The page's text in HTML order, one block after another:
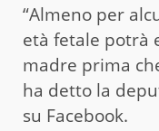
“Almeno per
età fetale potrà
madre prima
ha detto la
su Facebook.